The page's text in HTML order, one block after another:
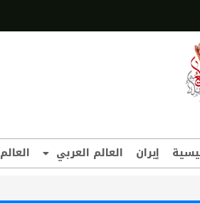
إيران العالم العربي العالم